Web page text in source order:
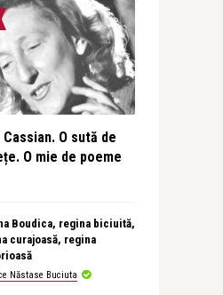
O sută de
O mie de poeme
Boudica, regina biciuită,
curajoasă, regina
Năstase Buciuta